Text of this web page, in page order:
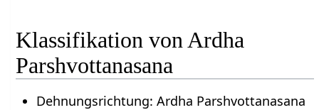
Klassifikation von Ardha
Parshvottanasana
Dehnungsrichtung: Ardha Parshvottanasana